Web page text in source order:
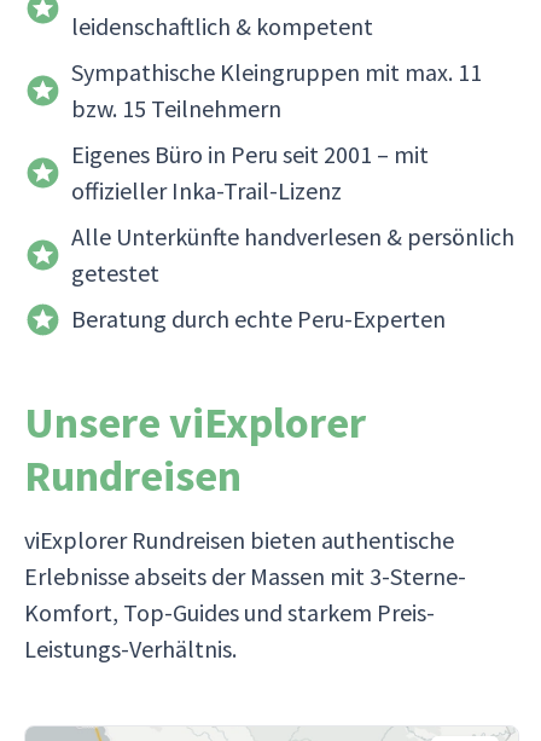
leidenschaftlich & kompetent
Sympathische Kleingruppen mit max. 11
bzw. 15 Teilnehmern
Eigenes Büro in Peru seit 2001 – mit
offizieller Inka-Trail-Lizenz
Alle Unterkünfte handverlesen & persönlich
getestet
Beratung durch echte Peru-Experten
Unsere viExplorer
Rundreisen
viExplorer Rundreisen bieten authentische
Erlebnisse abseits der Massen mit 3-Sterne-
Komfort, Top-Guides und starkem Preis-
Leistungs-Verhältnis.